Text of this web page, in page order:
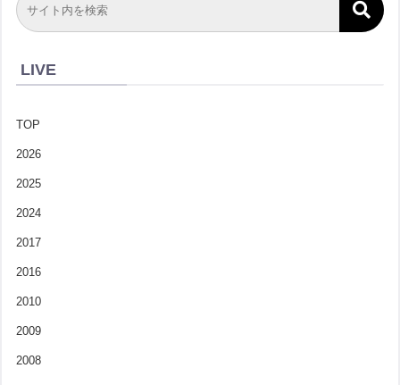
LIVE
TOP
2026
2025
2024
2017
2016
2010
2009
2008